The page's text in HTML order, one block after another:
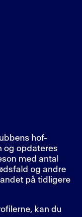
hof-
og opdateres
med antal
og andre
på tidligere
kan du